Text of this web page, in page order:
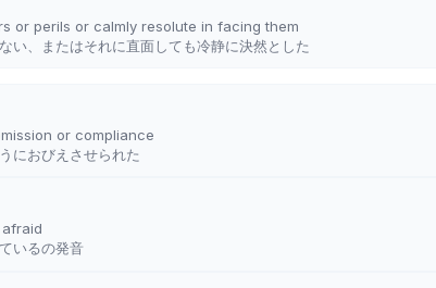
or perils or calmly resolute in facing them
い、またはそれに直面しても冷静に決然とした
or compliance
におびえさせられた
いるの発音